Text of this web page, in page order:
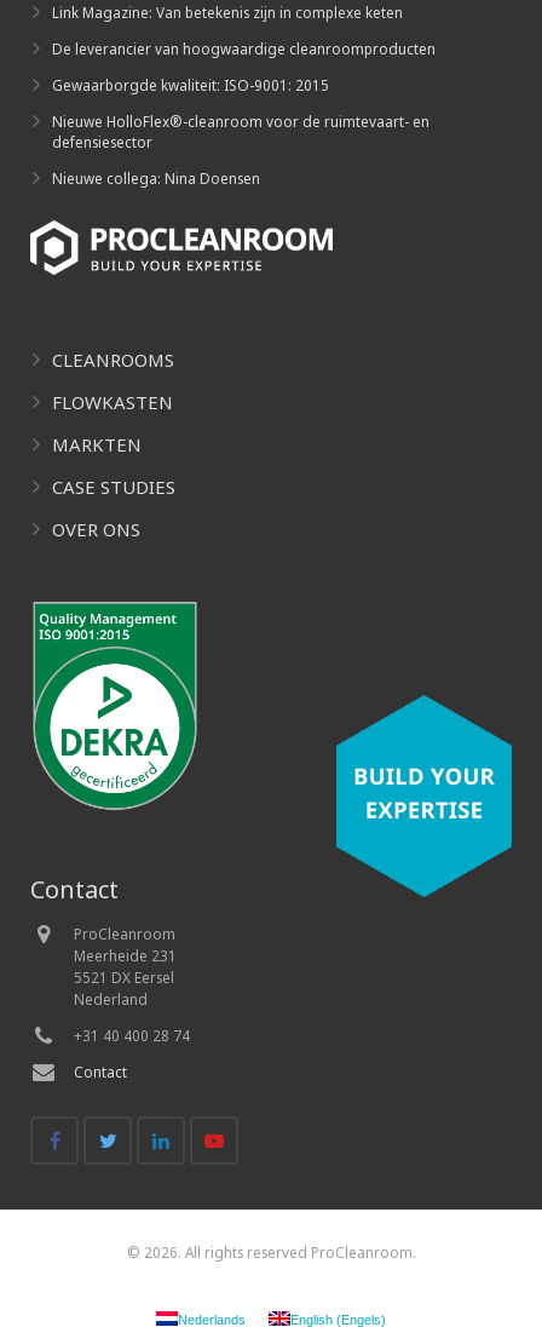
Link Magazine: Van betekenis zijn in complexe keten
De leverancier van hoogwaardige cleanroomproducten
Gewaarborgde kwaliteit: ISO-9001: 2015
Nieuwe HolloFlex®-cleanroom voor de ruimtevaart- en
defensiesector
Nieuwe collega: Nina Doensen
CLEANROOMS
FLOWKASTEN
MARKTEN
CASE STUDIES
OVER ONS
Contact
ProCleanroom
Meerheide 231
5521 DX Eersel
Nederland
+31 40 400 28 74
Contact
© 2026. All rights reserved ProCleanroom.
Nederlands English (Engels)